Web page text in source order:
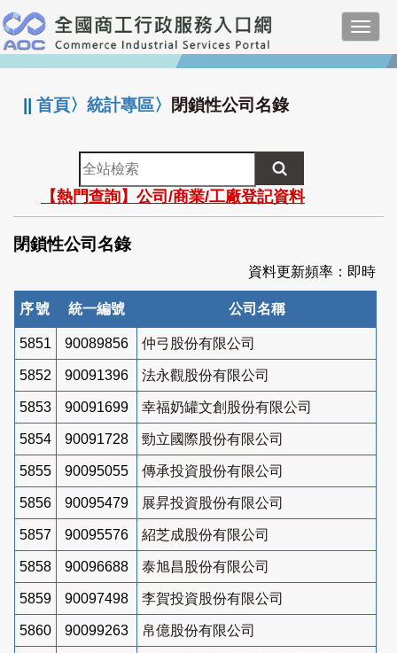
跳
到
主
要
:::
||首頁〉統計專區〉 閉鎖性公司名錄
全
站
檢
索
【熱門查詢】公司/商業/工廠登記資料
閉鎖性公司名錄
資料更新頻率：即時
序號 統一編號 公司名稱
5851 90089856 仲弓股份有限公司
5852 90091396 法永觀股份有限公司
5853 90091699 幸福奶罐文創股份有限公司
5854 90091728 勁立國際股份有限公司
5855 90095055 傳承投資股份有限公司
5856 90095479 展昇投資股份有限公司
5857 90095576 紹芝成股份有限公司
5858 90096688 泰旭昌股份有限公司
5859 90097498 李賀投資股份有限公司
5860 90099263 帛億股份有限公司